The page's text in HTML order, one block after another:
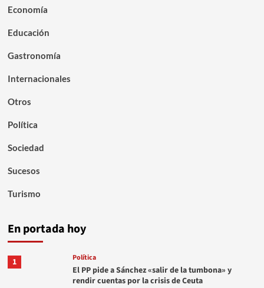
Economía
Educación
Gastronomía
Internacionales
Otros
Política
Sociedad
Sucesos
Turismo
En portada hoy
1 Política
El PP pide a Sánchez «salir de la tumbona» y
rendir cuentas por la crisis de Ceuta